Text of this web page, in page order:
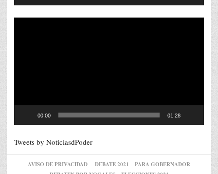
00:00 01:28
Tweets by NoticiasdPoder
AVISO DE PRIVACIDAD
DEBATE 2021 – PARA GOBERNADOR